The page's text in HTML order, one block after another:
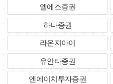
엘에스증권
하나증권
라온지아이
유안타증권
엔에이치투자증권